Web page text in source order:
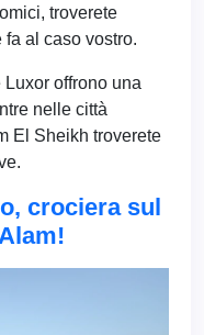
troverete
al caso vostro.
offrono una
nelle città
El Sheikh troverete
crociera sul